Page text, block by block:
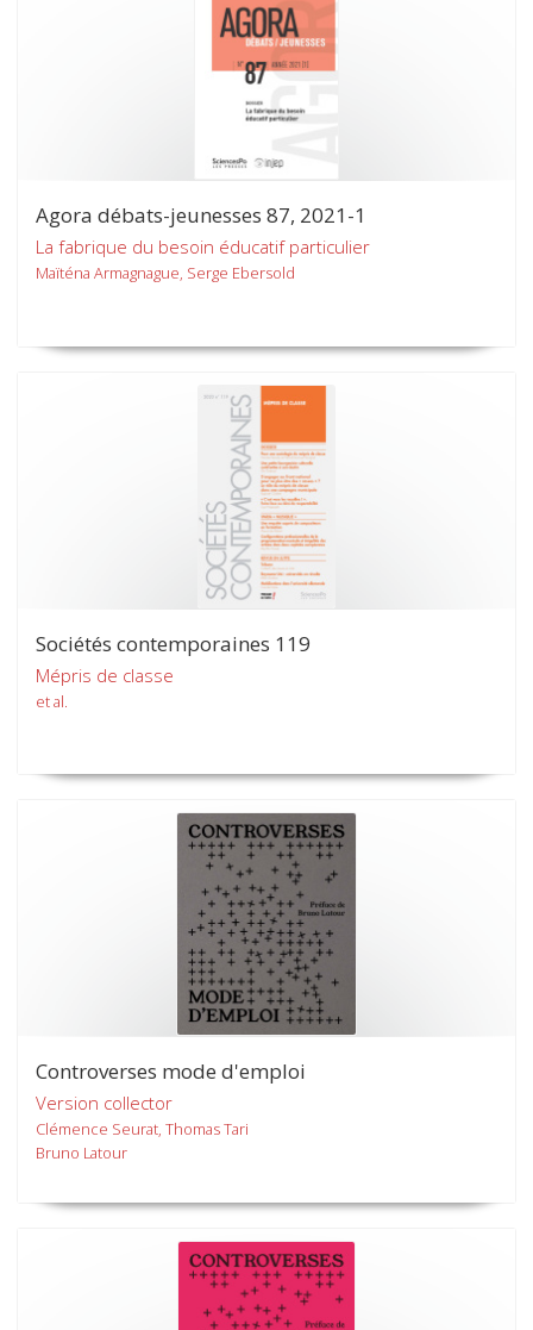
Agora débats-jeunesses 87, 2021-1
La fabrique du besoin éducatif particulier
Maïténa Armagnague, Serge Ebersold
Sociétés contemporaines 119
Mépris de classe
et al.
Controverses mode d'emploi
Version collector
Clémence Seurat, Thomas Tari
Bruno Latour